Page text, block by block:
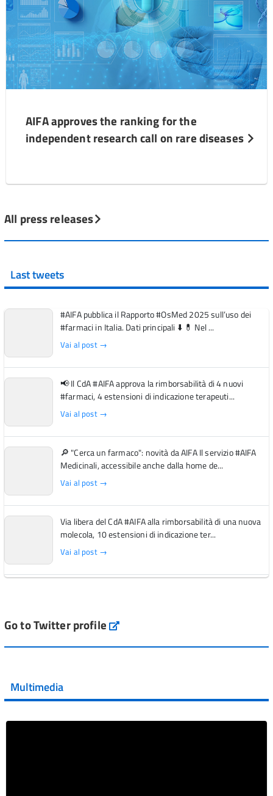
AIFA approves the ranking for the
independent research call on rare diseases
All press releases
Last tweets
#AIFA pubblica il Rapporto #OsMed 2025 sull’uso dei
#farmaci in Italia. Dati principali ⬇️ 💊 Nel ...
Vai al post →
📢 Il CdA #AIFA approva la rimborsabilità di 4 nuovi
#farmaci, 4 estensioni di indicazione terapeuti...
Vai al post →
🔎 "Cerca un farmaco": novità da AIFA Il servizio #AIFA
Medicinali, accessibile anche dalla home de...
Vai al post →
Via libera del CdA #AIFA alla rimborsabilità di una nuova
molecola, 10 estensioni di indicazione ter...
Vai al post →
Vai al post →
Vai al post →
Go to Twitter profile aifa_ufficiale
Multimedia